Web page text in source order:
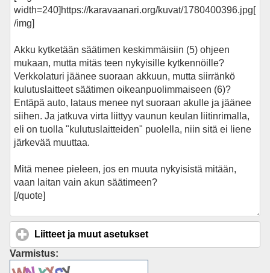
Liitteet ja muut asetukset
Varmistus: